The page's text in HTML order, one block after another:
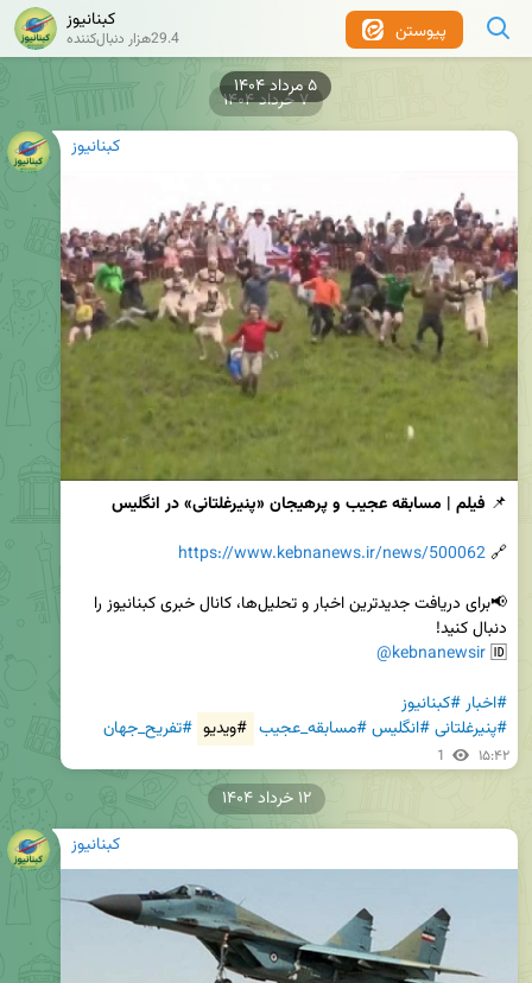
۵ مرداد ۱۴۰۴
پیوستن کبنانیوز
29.4هزار دنبال‌کننده
کبنانیوز
📌 فیلم | مسابقه عجیب و پرهیجان «پنیرغلتانی» در انگلیس
🔗
https://www.kebnanews.ir/news/500062
🆔
@kebnanewsir
#اخبار#کبنانیوز
#پنیرغلتانی#انگلیس#مسابقه_عجیب #ویدیو #تفریح_جهان
1 ۱۵:۴۲
۷ خرداد ۱۴۰۴
کبنانیوز
۱۲ خرداد ۱۴۰۴